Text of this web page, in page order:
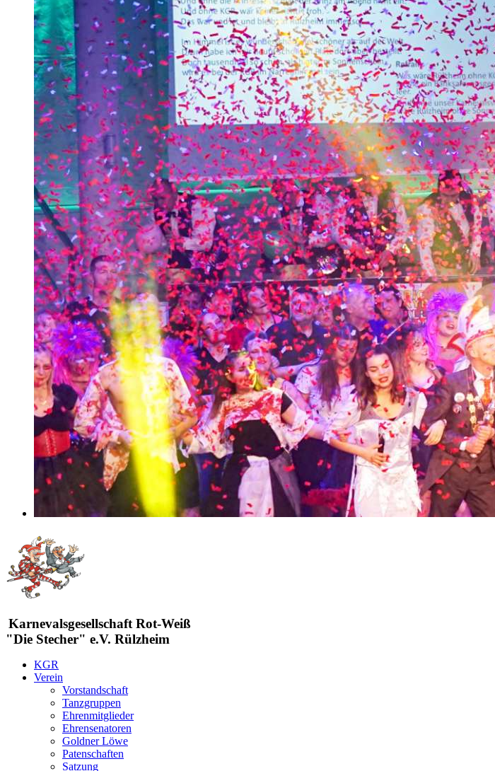
Karnevalsgesellschaft Rot-Weiß
"Die Stecher" e.V. Rülzheim
KGR
Verein
Vorstandschaft
Tanzgruppen
Ehrenmitglieder
Ehrensenatoren
Goldner Löwe
Patenschaften
Satzung